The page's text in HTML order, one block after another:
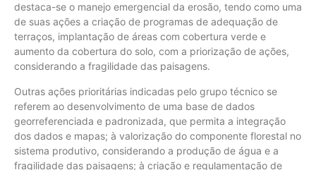
destaca-se o manejo emergencial da erosão, tendo como uma
de suas ações a criação de programas de adequação de
terraços, implantação de áreas com cobertura verde e
aumento da cobertura do solo, com a priorização de ações,
considerando a fragilidade das paisagens.
Outras ações prioritárias indicadas pelo grupo técnico se
referem ao desenvolvimento de uma base de dados
georreferenciada e padronizada, que permita a integração
dos dados e mapas; à valorização do componente florestal no
sistema produtivo, considerando a produção de água e a
fragilidade das paisagens; à criação e regulamentação de